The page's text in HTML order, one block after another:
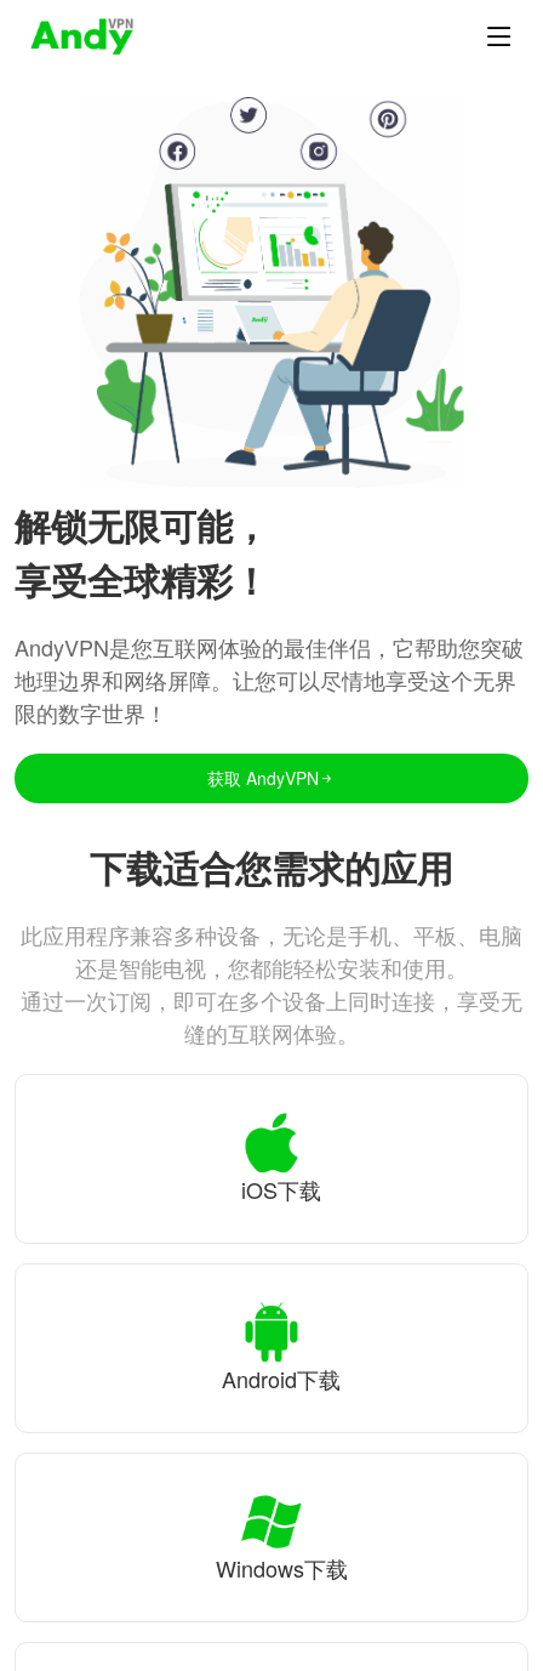
解锁无限可能，
享受全球精彩！
AndyVPN是您互联网体验的最佳伴侣，它帮助您突破
地理边界和网络屏障。让您可以尽情地享受这个无界
限的数字世界！
获取 AndyVPN
下载适合您需求的应用
此应用程序兼容多种设备，无论是手机、平板、电脑
还是智能电视，您都能轻松安装和使用。
通过一次订阅，即可在多个设备上同时连接，享受无
缝的互联网体验。
iOS下载
Android下载
Windows下载